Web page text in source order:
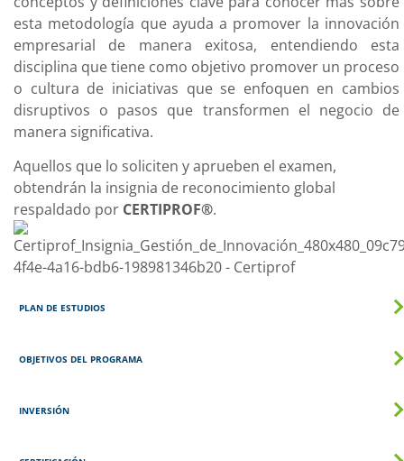
esta metodología que ayuda a promover la innovación
empresarial de manera exitosa, entendiendo esta
disciplina que tiene como objetivo promover un proceso
o cultura de iniciativas que se enfoquen en cambios
disruptivos o pasos que transformen el negocio de
manera significativa.
Aquellos que lo soliciten y aprueben el examen,
obtendrán la insignia de reconocimiento global
respaldado por CERTIPROF®.
PLAN DE ESTUDIOS
OBJETIVOS DEL PROGRAMA
INVERSIÓN